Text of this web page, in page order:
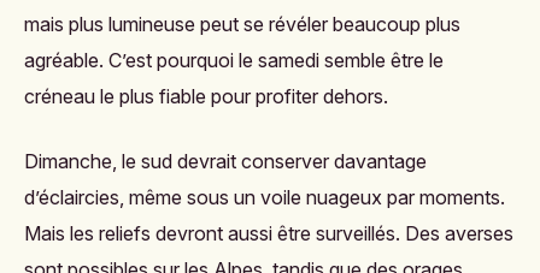
mais plus lumineuse peut se révéler beaucoup plus
agréable. C’est pourquoi le samedi semble être le
créneau le plus fiable pour profiter dehors.
Dimanche, le sud devrait conserver davantage
d’éclaircies, même sous un voile nuageux par moments.
Mais les reliefs devront aussi être surveillés. Des averses